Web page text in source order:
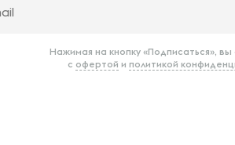
Нажимая на кнопку «Подписаться», вы
с офертой и политикой